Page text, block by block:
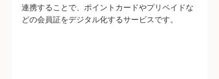
連携することで、ポイントカードやプリペイドな
どの会員証をデジタル化するサービスです。